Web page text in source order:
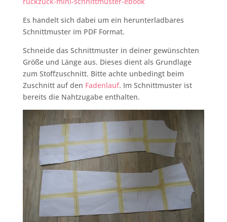
Es handelt sich dabei um ein herunterladbares
Schnittmuster im PDF Format.
Schneide das Schnittmuster in deiner gewünschten
Größe und Länge aus. Dieses dient als Grundlage
zum Stoffzuschnitt. Bitte achte unbedingt beim
Zuschnitt auf den Fadenlauf. Im Schnittmuster ist
bereits die Nahtzugabe enthalten.